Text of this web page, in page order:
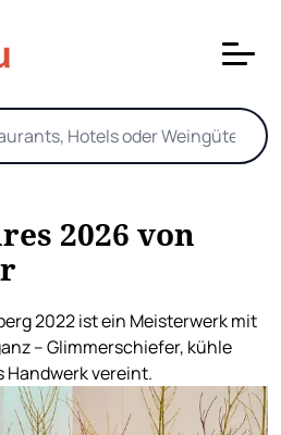
2026 von
2022 ist ein Meisterwerk mit
– Glimmerschiefer, kühle
vereint.